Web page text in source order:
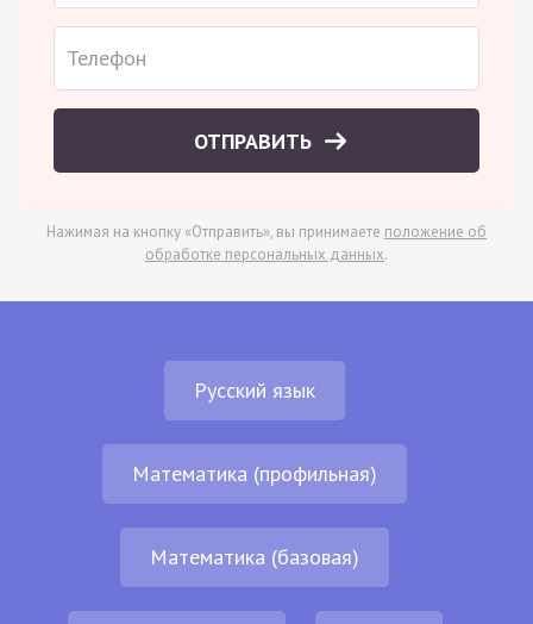
ОТПРАВИТЬ
Нажимая на кнопку «Отправить», вы принимаете положение об
обработке персональных данных.
Русский язык
Математика (профильная)
Математика (базовая)